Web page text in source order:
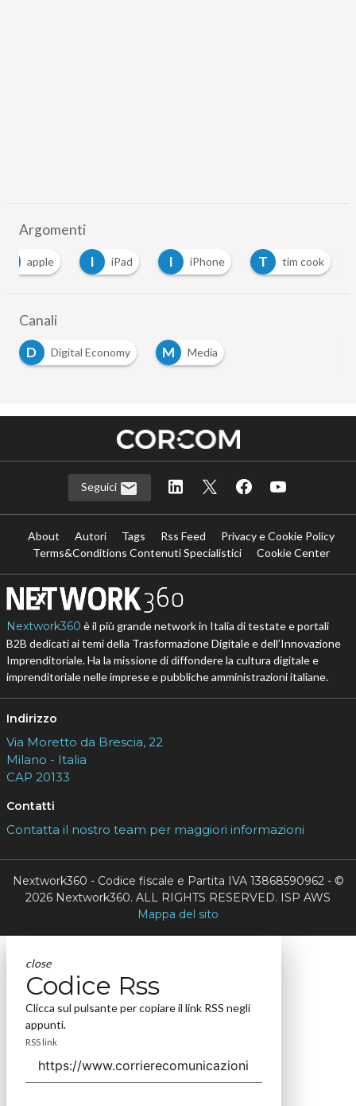
Argomenti
apple I iPad I iPhone T tim cook
Canali
D
Digital Economy M Media
Seguici
About Autori Tags Rss Feed
Privacy e Cookie Policy
Terms&Conditions Contenuti Specialistici
Cookie Center
Nextwork360 è il più grande network in Italia di testate e portali
B2B dedicati ai temi della Trasformazione Digitale e dell’Innovazione
Imprenditoriale. Ha la missione di diffondere la cultura digitale e
imprenditoriale nelle imprese e pubbliche amministrazioni italiane.
Indirizzo
Via Moretto da Brescia, 22
Milano - Italia
CAP 20133
Contatti
Contatta il nostro team per maggiori informazioni
Nextwork360 - Codice fiscale e Partita IVA 13868590962 - ©
2026 Nextwork360. ALL RIGHTS RESERVED. ISP AWS
Mappa del sito
close
Codice Rss
Clicca sul pulsante per copiare il link RSS negli
appunti.
RSS link